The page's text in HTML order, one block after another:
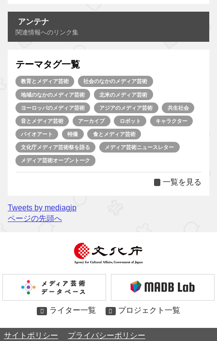
アンテナ
関連情報へのリンク集
テーマタグ一覧
教育とメディア芸術 社会のなかのメディア芸術
地域のなかのメディア芸術 北米のメディア芸術
ヨーロッパのメディア芸術 アジアのメディア芸術 共生社会
音とメディア芸術 アーカイブ ロボット キャラクター
バイオアート 特撮 食とメディア芸術
文化庁メディア芸術祭を語る メディア芸術ニュースレター
メディア芸術オープントーク
一覧を見る
Tweets by mediagjp
ページの先頭へ
ライター一覧 プロジェクト一覧
サイトポリシー プライバシーポリシー